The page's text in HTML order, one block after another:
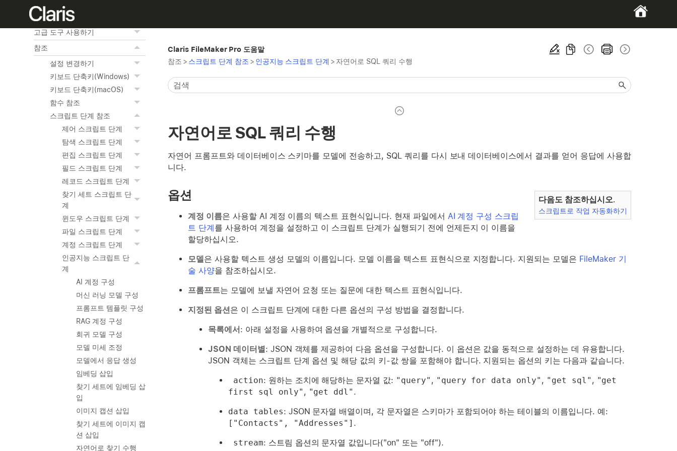
외부 데이터 원본 접근하기
고급 도구 사용하기
참조
설정 변경하기
키보드 단축키(Windows)
키보드 단축키(macOS)
함수 참조
스크립트 단계 참조
제어 스크립트 단계
탐색 스크립트 단계
편집 스크립트 단계
필드 스크립트 단계
레코드 스크립트 단계
찾기 세트 스크립트 단
계
윈도우 스크립트 단계
파일 스크립트 단계
계정 스크립트 단계
인공지능 스크립트 단
계
AI 계정 구성
머신 러닝 모델 구성
프롬프트 템플릿 구성
RAG 계정 구성
회귀 모델 구성
모델 미세 조정
모델에서 응답 생성
임베딩 삽입
찾기 세트에 임베딩 삽
입
이미지 캡션 삽입
찾기 세트에 이미지 캡
션 삽입
자연어로 찾기 수행
Claris FileMaker Pro 도움말
참조 > 스크립트 단계 참조 > 인공지능 스크립트 단계 > 자연어로 SQL 쿼리 수행
자연어로 SQL 쿼리 수행
자연어 프롬프트와 데이터베이스 스키마를 모델에 전송하고, SQL 쿼리를 다시 보내 데이터베이스에서 결과를 얻어 응답에 사용합
니다.
다음도 참조하십시오.
스크립트로 작업 자동화하기
옵션
계정 이름은 사용할 AI 계정 이름의 텍스트 표현식입니다. 현재 파일에서 AI 계정 구성 스크립
트 단계를 사용하여 계정을 설정하고 이 스크립트 단계가 실행되기 전에 언제든지 이 이름을
할당하십시오.
모델은 사용할 텍스트 생성 모델의 이름입니다. 모델 이름을 텍스트 표현식으로 지정합니다. 지원되는 모델은 FileMaker 기
술 사양을 참조하십시오.
프롬프트는 모델에 보낼 자연어 요청 또는 질문에 대한 텍스트 표현식입니다.
지정된 옵션은 이 스크립트 단계에 대한 다른 옵션의 구성 방법을 결정합니다.
목록에서: 아래 설정을 사용하여 옵션을 개별적으로 구성합니다.
JSON 데이터별: JSON 객체를 제공하여 다음 옵션을 구성합니다. 이 옵션은 값을 동적으로 설정하는 데 유용합니다.
JSON 객체는 스크립트 단계 옵션 및 해당 값의 키-값 쌍을 포함해야 합니다. 지원되는 옵션의 키는 다음과 같습니다.
action: 원하는 조치에 해당하는 문자열 값: "query" , "query for data only" , "get sql" , "get
first sql only" , "get ddl" .
data tables: JSON 문자열 배열이며, 각 문자열은 스키마가 포함되어야 하는 테이블의 이름입니다. 예:
["Contacts", "Addresses"] .
stream: 스트림 옵션의 문자열 값입니다("on" 또는 "off").